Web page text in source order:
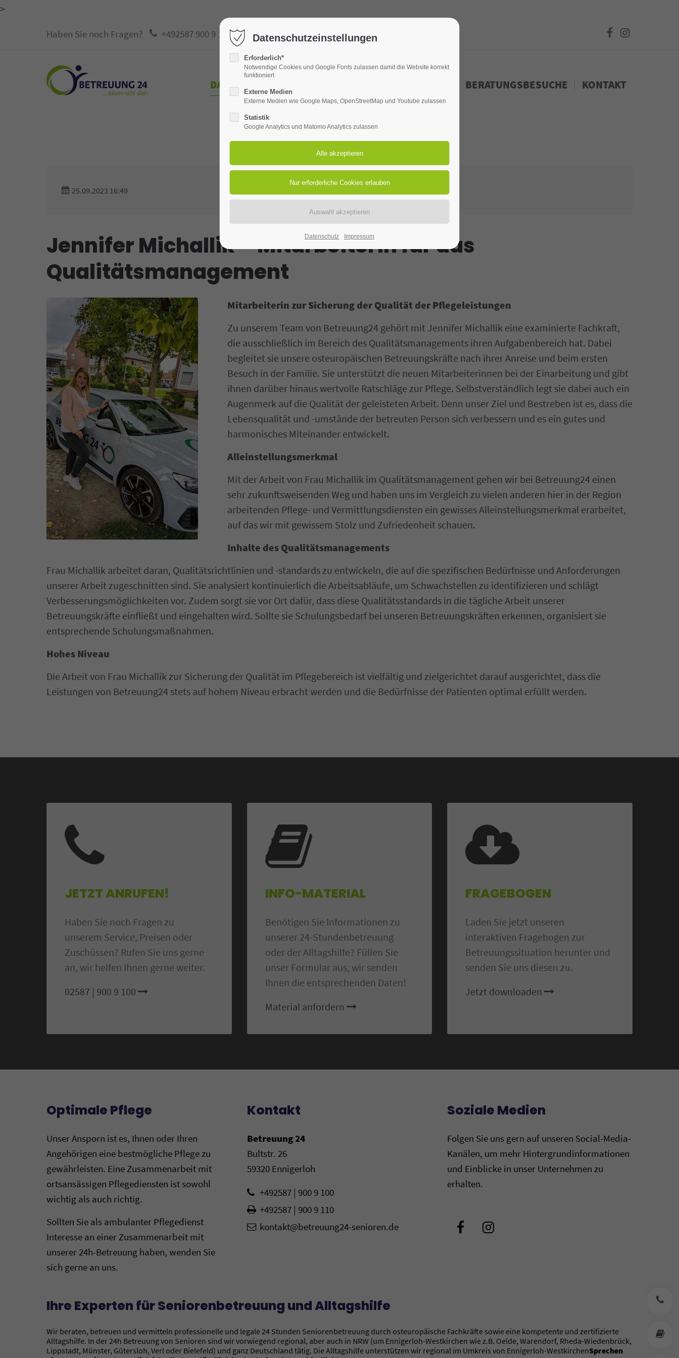
>
Haben Sie noch Fragen? +492587 900 9 100 kontakt@betreuung24-senioren.de
DAS SIND WIR BERATUNGSBESUCHE KONTAKT
25.09.2023 16:49
Jennifer Michallik – Mitarbeiterin für das
Qualitätsmanagement
Mitarbeiterin zur Sicherung der Qualität der Pflegeleistungen
Zu unserem Team von Betreuung24 gehört mit Jennifer Michallik eine examinierte Fachkraft,
die ausschließlich im Bereich des Qualitätsmanagements ihren Aufgabenbereich hat. Dabei
begleitet sie unsere osteuropäischen Betreuungskräfte nach ihrer Anreise und beim ersten
Besuch in der Familie. Sie unterstützt die neuen Mitarbeiterinnen bei der Einarbeitung und gibt
ihnen darüber hinaus wertvolle Ratschläge zur Pflege. Selbstverständlich legt sie dabei auch ein
Augenmerk auf die Qualität der geleisteten Arbeit. Denn unser Ziel und Bestreben ist es, dass die
Lebensqualität und -umstände der betreuten Person sich verbessern und es ein gutes und
harmonisches Miteinander entwickelt.
Alleinstellungsmerkmal
Mit der Arbeit von Frau Michallik im Qualitätsmanagement gehen wir bei Betreuung24 einen
sehr zukunftsweisenden Weg und haben uns im Vergleich zu vielen anderen hier in der Region
arbeitenden Pflege- und Vermittlungsdiensten ein gewisses Alleinstellungsmerkmal erarbeitet,
auf das wir mit gewissem Stolz und Zufriedenheit schauen.
Inhalte des Qualitätsmanagements
Frau Michallik arbeitet daran, Qualitätsrichtlinien und -standards zu entwickeln, die auf die spezifischen Bedürfnisse und Anforderungen
unserer Arbeit zugeschnitten sind. Sie analysiert kontinuierlich die Arbeitsabläufe, um Schwachstellen zu identifizieren und schlägt
Verbesserungsmöglichkeiten vor. Zudem sorgt sie vor Ort dafür, dass diese Qualitätsstandards in die tägliche Arbeit unserer
Betreuungskräfte einfließt und eingehalten wird. Sollte sie Schulungsbedarf bei unseren Betreuungskräften erkennen, organisiert sie
entsprechende Schulungsmaßnahmen.
Hohes Niveau
Die Arbeit von Frau Michallik zur Sicherung der Qualität im Pflegebereich ist vielfältig und zielgerichtet darauf ausgerichtet, dass die
Leistungen von Betreuung24 stets auf hohem Niveau erbracht werden und die Bedürfnisse der Patienten optimal erfüllt werden.
JETZT ANRUFEN!
Haben Sie noch Fragen zu
unserem Service, Preisen oder
Zuschüssen? Rufen Sie uns gerne
an, wir helfen Ihnen gerne weiter.
02587 | 900 9 100
INFO-MATERIAL
Benötigen Sie Informationen zu
unserer 24-Stundenbetreuung
oder der Alltagshilfe? Füllen Sie
unser Formular aus, wir senden
Ihnen die entsprechenden Daten!
Material anfordern
FRAGEBOGEN
Laden Sie jetzt unseren
interaktiven Fragebogen zur
Betreuungssituation herunter und
senden Sie uns diesen zu.
Jetzt downloaden
Optimale Pflege
Unser Ansporn ist es, Ihnen oder Ihren
Angehörigen eine bestmögliche Pflege zu
gewährleisten. Eine Zusammenarbeit mit
ortsansässigen Pflegediensten ist sowohl
wichtig als auch richtig.
Sollten Sie als ambulanter Pflegedienst
Interesse an einer Zusammenarbeit mit
unserer 24h-Betreuung haben, wenden Sie
sich gerne an uns.
Kontakt
Betreuung 24
Bultstr. 26
59320 Ennigerloh
+492587 | 900 9 100
+492587 | 900 9 110
kontakt@betreuung24-senioren.de
Soziale Medien
Folgen Sie uns gern auf unseren Social-Media-
Kanälen, um mehr Hintergrundinformationen
und Einblicke in unser Unternehmen zu
erhalten.
Ihre Experten für Seniorenbetreuung und Alltagshilfe
Wir beraten, betreuen und vermitteln professionelle und legale 24 Stunden Seniorenbetreuung durch osteuropäische Fachkräfte sowie eine kompetente und zertifizierte
Alltagshilfe. In der 24h Betreuung von Senioren sind wir vorwiegend regional, aber auch in NRW (um Ennigerloh-Westkirchen wie z.B. Oelde, Warendorf, Rheda-Wiedenbrück,
Lippstadt, Münster, Gütersloh, Verl oder Bielefeld) und ganz Deutschland tätig. Die Alltagshilfe unterstützen wir regional im Umkreis von Ennigerloh-WestkirchenSprechen
Datenschutzeinstellungen
Erforderlich*
Notwendige Cookies und Google Fonts zulassen damit die Website korrekt
funktioniert
Externe Medien
Externe Medien wie Google Maps, OpenStreetMap und Youtube zulassen
Statistik
Google Analytics und Matomo Analytics zulassen
Datenschutz Impressum